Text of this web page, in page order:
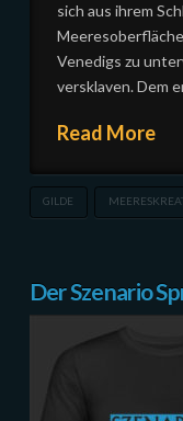
sich aus ihrem
Venedigs zu
versklaven. Dem
Read More
GILDE
Der Szenario